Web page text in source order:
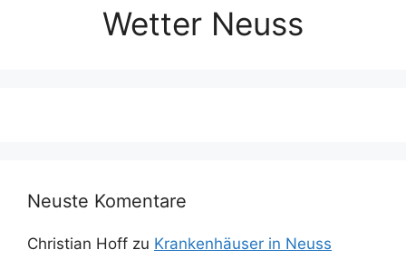
Wetter Neuss
Neuste Komentare
Christian Hoff zu Krankenhäuser in Neuss